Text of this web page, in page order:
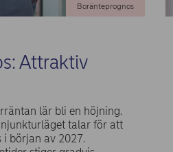
Boränteprognos
Attraktiv
lär bli en höjning.
talar för att
början av 2027.